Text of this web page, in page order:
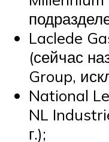
Laclede
(сейчас
Group,
National
NL
г.);